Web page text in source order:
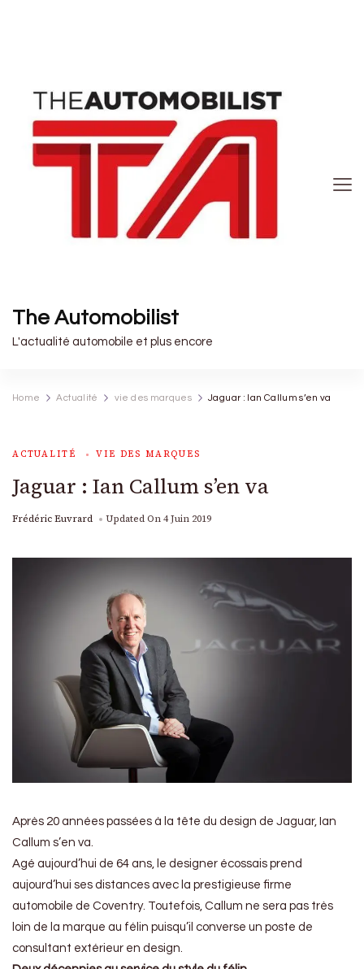
The Automobilist
L'actualité automobile et plus encore
Home Actualité vie des marques Jaguar : Ian Callum s’en va
ACTUALITÉ VIE DES MARQUES
Jaguar : Ian Callum s’en va
Frédéric Euvrard Updated On4 Juin 2019
Après 20 années passées à la tête du design de Jaguar, Ian
Callum s’en va.
Agé aujourd’hui de 64 ans, le designer écossais prend
aujourd’hui ses distances avec la prestigieuse firme
automobile de Coventry. Toutefois, Callum ne sera pas très
loin de la marque au félin puisqu’il converse un poste de
consultant extérieur en design.